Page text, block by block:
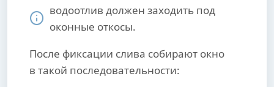
водоотлив должен заходить под
оконные откосы.
После фиксации слива собирают окно
в такой последовательности: